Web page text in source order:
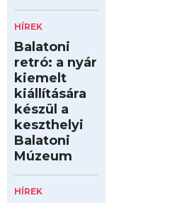
HÍREK
Balatoni
retró: a nyár
kiemelt
kiállítására
készül a
keszthelyi
Balatoni
Múzeum
HÍREK